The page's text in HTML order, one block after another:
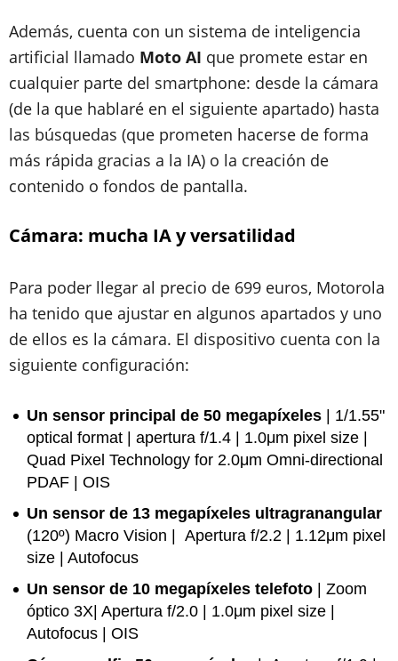
Además, cuenta con un sistema de inteligencia
artificial llamado Moto AI que promete estar en
cualquier parte del smartphone: desde la cámara
(de la que hablaré en el siguiente apartado) hasta
las búsquedas (que prometen hacerse de forma
más rápida gracias a la IA) o la creación de
contenido o fondos de pantalla.
Cámara: mucha IA y versatilidad
Para poder llegar al precio de 699 euros, Motorola
ha tenido que ajustar en algunos apartados y uno
de ellos es la cámara. El dispositivo cuenta con la
siguiente configuración:
Un sensor principal de 50 megapíxeles | 1/1.55"
optical format | apertura f/1.4 | 1.0μm pixel size |
Quad Pixel Technology for 2.0μm Omni-directional
PDAF | OIS
Un sensor de 13 megapíxeles ultragranangular
(120º) Macro Vision | Apertura f/2.2 | 1.12μm pixel
size | Autofocus
Un sensor de 10 megapíxeles telefoto | Zoom
óptico 3X| Apertura f/2.0 | 1.0μm pixel size |
Autofocus | OIS